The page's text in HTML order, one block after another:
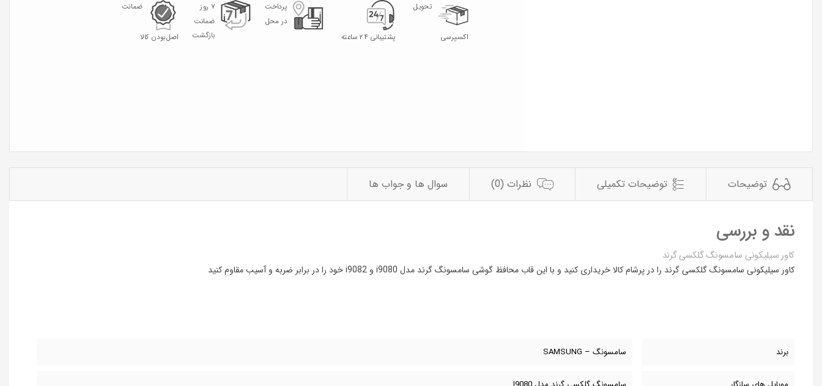
تحویل
اکسپرسی پشتیبانی ۲۴ ساعته
پرداخت
در محل
۷ روز
ضمانت
بازگشت
ضمانت
اصل‌بودن کالا
توضیحات توضیحات تکمیلی نظرات (0) سوال ها و جواب ها
نقد و بررسی
کاور سیلیکونی سامسونگ گلکسی گرند
کاور سیلیکونی سامسونگ گلکسی گرند را در پرشام کالا خریداری کنید و با این قاب محافظ گوشی سامسونگ گرند مدل i9080 و i9082 خود را در برابر ضربه و آسیب مقاوم کنید
برند سامسونگ – SAMSUNG